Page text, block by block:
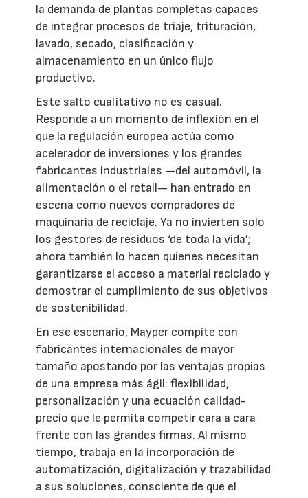
la demanda de plantas completas capaces
de integrar procesos de triaje, trituración,
lavado, secado, clasificación y
almacenamiento en un único flujo
productivo.
Este salto cualitativo no es casual.
Responde a un momento de inflexión en el
que la regulación europea actúa como
acelerador de inversiones y los grandes
fabricantes industriales —del automóvil, la
alimentación o el retail— han entrado en
escena como nuevos compradores de
maquinaria de reciclaje. Ya no invierten solo
los gestores de residuos ‘de toda la vida’;
ahora también lo hacen quienes necesitan
garantizarse el acceso a material reciclado y
demostrar el cumplimiento de sus objetivos
de sostenibilidad.
En ese escenario, Mayper compite con
fabricantes internacionales de mayor
tamaño apostando por las ventajas propias
de una empresa más ágil: flexibilidad,
personalización y una ecuación calidad-
precio que le permita competir cara a cara
frente con las grandes firmas. Al mismo
tiempo, trabaja en la incorporación de
automatización, digitalización y trazabilidad
a sus soluciones, consciente de que el